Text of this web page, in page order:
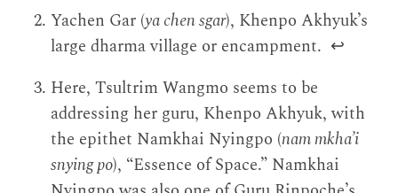
Yachen Gar (ya chen sgar), Khenpo Akhyuk’s
large dharma village or encampment. ↩
Here, Tsultrim Wangmo seems to be
addressing her guru, Khenpo Akhyuk, with
the epithet Namkhai Nyingpo (nam mkha’i
snying po), “Essence of Space.” Namkhai